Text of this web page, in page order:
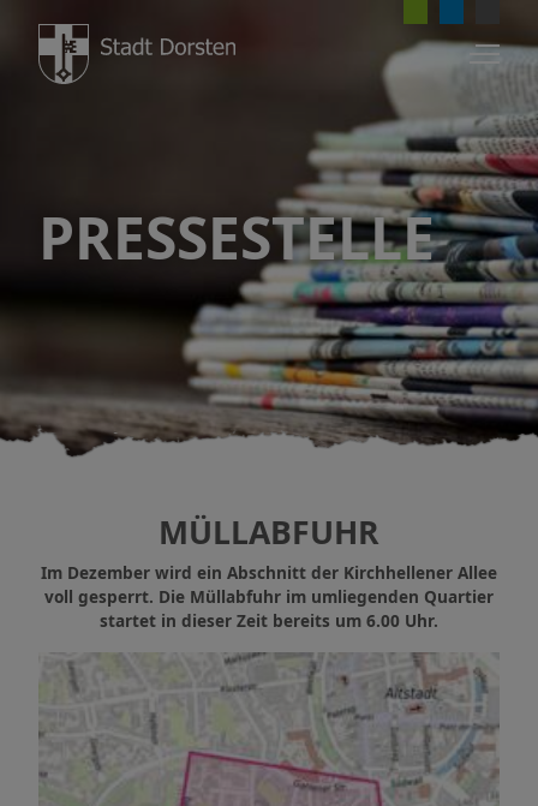
PRESSESTELLE
MÜLLABFUHR
Im Dezember wird ein Abschnitt der Kirchhellener Allee
voll gesperrt. Die Müllabfuhr im umliegenden Quartier
startet in dieser Zeit bereits um 6.00 Uhr.